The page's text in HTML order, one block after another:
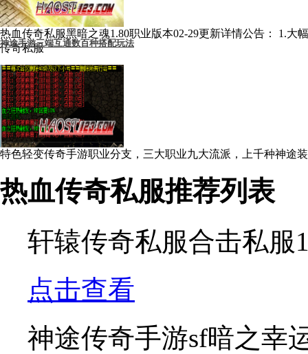
热血传奇私服黑暗之魂1.80职业版本02-29更新详情公告： 1.大
传奇私服
神途手游三端互通数百种搭配玩法
特色轻变传奇手游职业分支，三大职业九大流派，上千种神途
热血传奇私服推荐列表
轩辕传奇私服合击私服
点击查看
神途传奇手游sf暗之幸